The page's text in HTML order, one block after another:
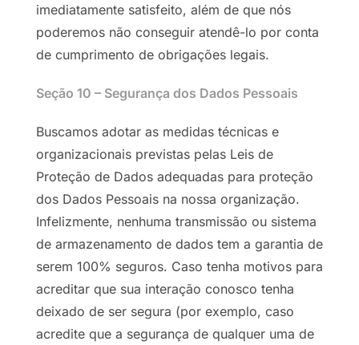
imediatamente satisfeito, além de que nós
poderemos não conseguir atendê-lo por conta
de cumprimento de obrigações legais.
Seção 10 – Segurança dos Dados Pessoais
Buscamos adotar as medidas técnicas e
organizacionais previstas pelas Leis de
Proteção de Dados adequadas para proteção
dos Dados Pessoais na nossa organização.
Infelizmente, nenhuma transmissão ou sistema
de armazenamento de dados tem a garantia de
serem 100% seguros. Caso tenha motivos para
acreditar que sua interação conosco tenha
deixado de ser segura (por exemplo, caso
acredite que a segurança de qualquer uma de